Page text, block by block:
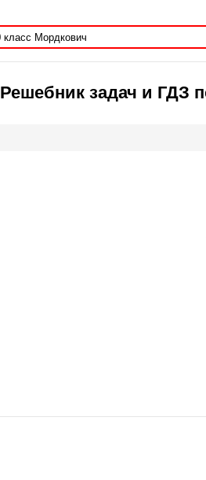
Решебник задач и ГДЗ